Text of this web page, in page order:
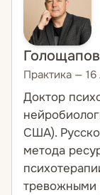
Практика — 16
Доктор
США).
метода
тревожными